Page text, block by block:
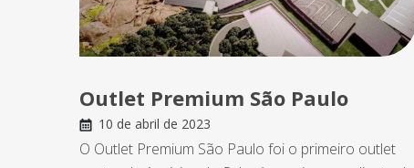
Outlet Premium São Paulo
10 de abril de 2023
O Outlet Premium São Paulo foi o primeiro outlet